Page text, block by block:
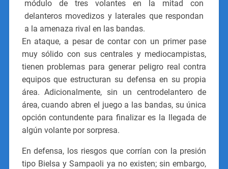
módulo de tres volantes en la mitad con
delanteros movedizos y laterales que respondan
a la amenaza rival en las bandas.
En ataque, a pesar de contar con un primer pase
muy sólido con sus centrales y mediocampistas,
tienen problemas para generar peligro real contra
equipos que estructuran su defensa en su propia
área. Adicionalmente, sin un centrodelantero de
área, cuando abren el juego a las bandas, su única
opción contundente para finalizar es la llegada de
algún volante por sorpresa.
En defensa, los riesgos que corrían con la presión
tipo Bielsa y Sampaoli ya no existen; sin embargo,